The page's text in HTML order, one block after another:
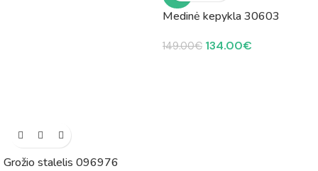
Grožio stalelis 096976
Medinė kepykla 30603
149.00€ 134.00€